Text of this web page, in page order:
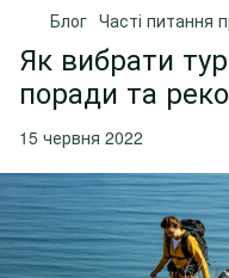
Блог Часті питання
Як вибрати
поради та
15 червня 2022